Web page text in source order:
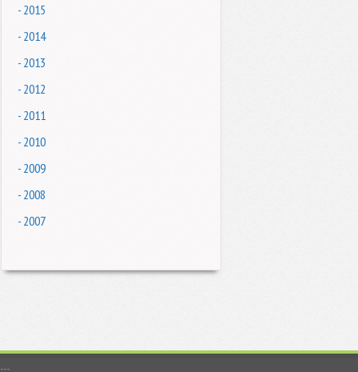
- 2015
- 2014
- 2013
- 2012
- 2011
- 2010
- 2009
- 2008
- 2007